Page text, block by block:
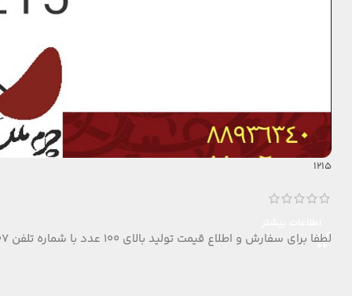
1215
لطفا برای سفارش و اطلاع قیمت تولید بالای 100 عدد با شماره تلفن 09124152407 تماس بگیرید.